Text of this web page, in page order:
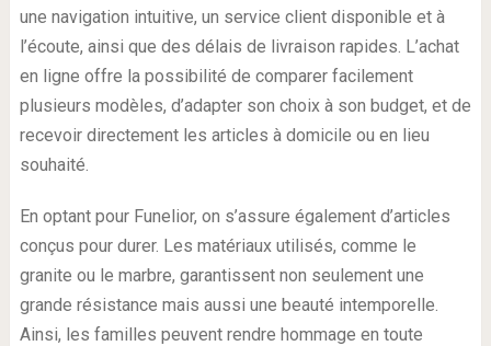
une navigation intuitive, un service client disponible et à
l’écoute, ainsi que des délais de livraison rapides. L’achat
en ligne offre la possibilité de comparer facilement
plusieurs modèles, d’adapter son choix à son budget, et de
recevoir directement les articles à domicile ou en lieu
souhaité.
En optant pour Funelior, on s’assure également d’articles
conçus pour durer. Les matériaux utilisés, comme le
granite ou le marbre, garantissent non seulement une
grande résistance mais aussi une beauté intemporelle.
Ainsi, les familles peuvent rendre hommage en toute